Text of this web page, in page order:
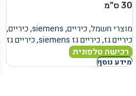
30 ס"מ
מוצרי חשמל,כיריים,
siemens
,כיריים,
כיריים גז,כיריים גז siemens ,כיריים גז
רכישה טלפונית
מידע נוסף